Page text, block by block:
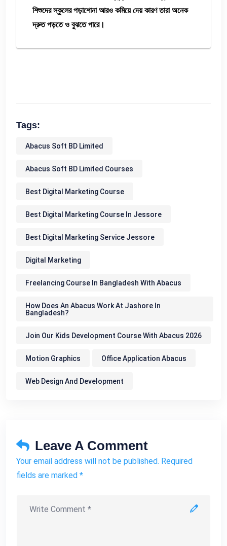
শিশুদের স্কুলের পড়াশোনা আরও কমিয়ে দেয় কারণ তারা অনেক
দ্রুত পড়তে ও বুঝতে পারে।
Tags:
Abacus Soft BD Limited
Abacus Soft BD Limited Courses
Best Digital Marketing Course
Best Digital Marketing Course In Jessore
Best Digital Marketing Service Jessore
Digital Marketing
Freelancing Course In Bangladesh With Abacus
How Does An Abacus Work At Jashore In
Bangladesh?
Join Our Kids Development Course With Abacus 2026
Motion Graphics Office Application Abacus
Web Design And Development
Leave A Comment
Your email address will not be published. Required
fields are marked *